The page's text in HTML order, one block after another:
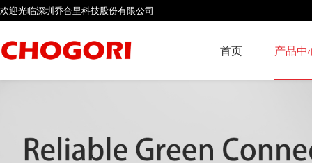
欢迎光临深圳乔合里科技股份有限公司
首页 产品中